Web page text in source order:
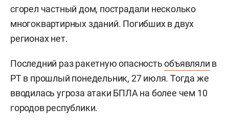
сгорел частный дом, пострадали несколько
многоквартирных зданий. Погибших в двух
регионах нет.
Последний раз ракетную опасностьобъявляли в
РТ в прошлый понедельник, 27 июля. Тогда же
вводилась угроза атаки БПЛА на более чем 10
городов республики.